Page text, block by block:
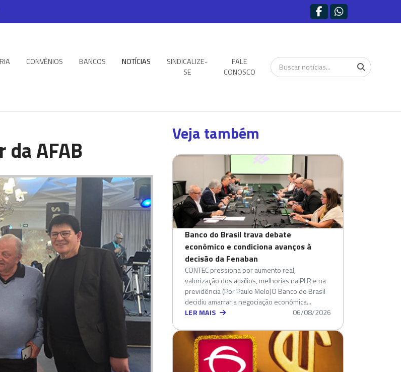
CONVÊNIOS BANCOS NOTÍCIAS
SINDICALIZE-
SE
FALE
CONOSCO
AFAB
Veja também
Banco do Brasil trava debate
econômico e condiciona avanços à
decisão da Fenaban
CONTEC pressiona por aumento real,
valorização dos auxílios, melhorias na PLR e na
previdência (Por Paulo Melo)O Banco do Brasil
decidiu amarrar a negociação econômica...
LER MAIS
06/08/2026